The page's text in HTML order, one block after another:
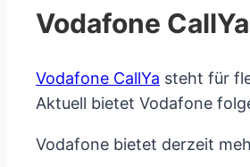
Vodafone
Vodafone CallYa steht für
Aktuell bietet Vodafone
Vodafone bietet derzeit